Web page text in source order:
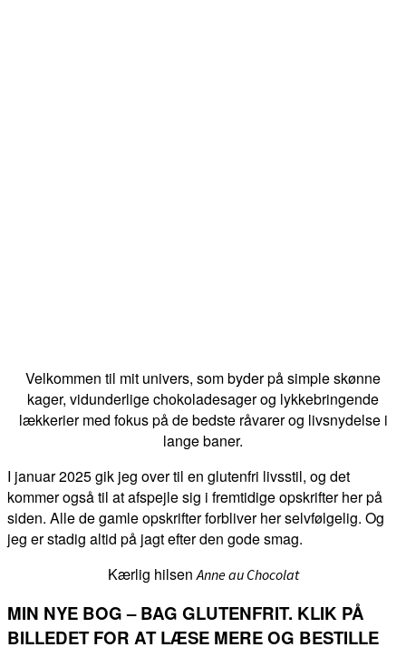
Velkommen til mit univers, som byder på simple skønne
kager, vidunderlige chokoladesager og lykkebringende
lækkerier med fokus på de bedste råvarer og livsnydelse i
lange baner.
I januar 2025 gik jeg over til en glutenfri livsstil, og det
kommer også til at afspejle sig i fremtidige opskrifter her på
siden. Alle de gamle opskrifter forbliver her selvfølgelig. Og
jeg er stadig altid på jagt efter den gode smag.
Kærlig hilsenAnne au Chocolat
MIN NYE BOG – BAG GLUTENFRIT. KLIK PÅ
BILLEDET FOR AT LÆSE MERE OG BESTILLE